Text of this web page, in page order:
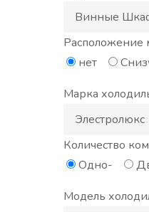
Расположение
нет
Марка
Количество
Одно-
Модель